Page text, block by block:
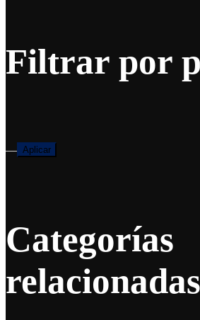
Filtrar por
— Aplicar
Categorías
relacionadas